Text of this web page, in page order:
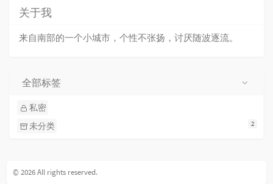
关于我
来自南部的一个小城市，个性不张扬，讨厌随波逐流。
全部标签
私密
未分类
2
© 2026 All rights reserved.